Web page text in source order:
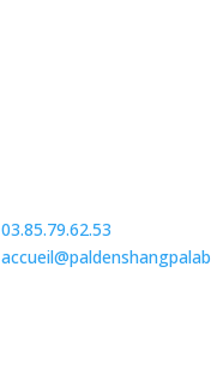
03.85.79.62.53